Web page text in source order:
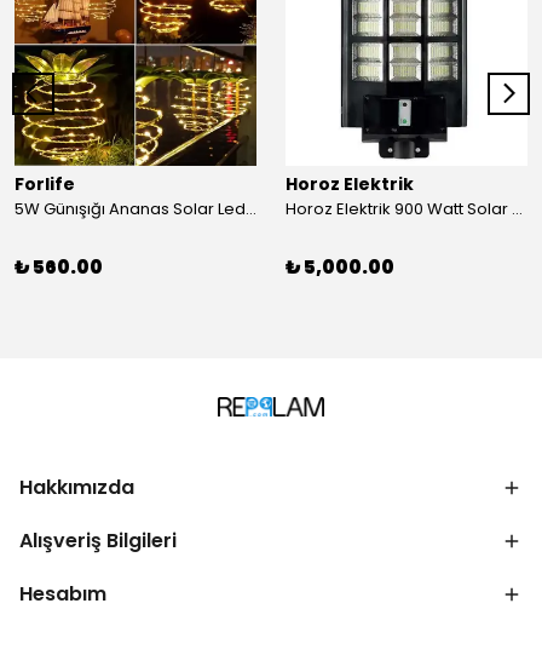
Forlife
5W Günışığı Ananas Solar Led Aydınlatma Bahçe Balkon Aydınlatma
₺ 560.00
Horoz Elektrik
Horoz Elektrik 900 Watt Solar Sokak Armatürü Beyaz Işık
₺ 5,000.00
Hakkımızda
Alışveriş Bilgileri
Hesabım